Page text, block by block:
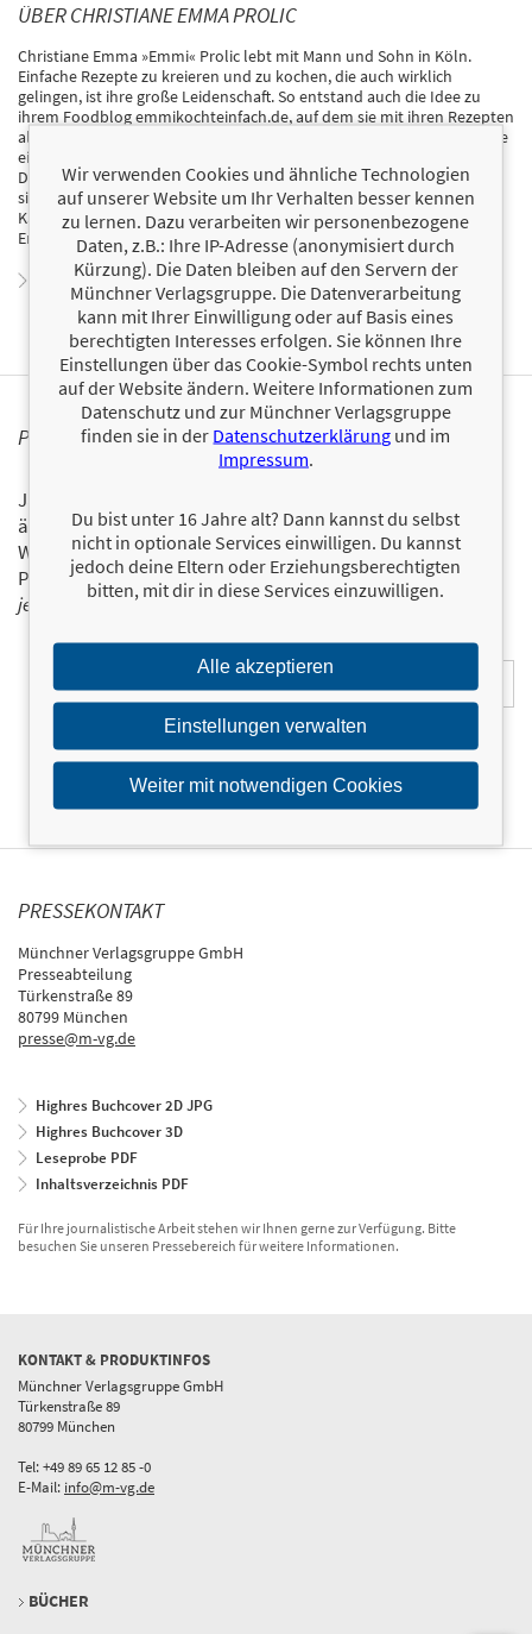
ÜBER CHRISTIANE EMMA PROLIC
Christiane Emma »Emmi« Prolic lebt mit Mann und Sohn in Köln.
Einfache Rezepte zu kreieren und zu kochen, die auch wirklich
gelingen, ist ihre große Leidenschaft. So entstand auch die Idee zu
ihrem Foodblog emmikochteinfach.de, auf dem sie mit ihren Rezepten
all jenen Inspiration und Unterstützung im Kochalltag gibt, die wie sie
einen turbulenten Alltag mit Beruf, Familie und Haushalt jonglieren.
Der Foodblog wird monatlich millionenfach abgerufen und erfreut
sich einer stetig wachsenden Community über Emmis Social-Media-
Kanäle Instagram, Pinterest, Facebook und E-Mail-Newsletter. Folge
Emmi auf Instagram: @emmikochteinfach
Zum Profil von Christiane Emma Prolic
PERSONALISIERTE PRODUKTINFORMATIONEN
Ja, ich will über interessante Neuerscheinungen und
ähnliche Produkte informiert werden.
Wir halten Sie per E-Mail auf dem aktuellen Stand über das
Programm der Münchner Verlagsgruppe.Tragen Sie sich
jetzt ein!
E-Mail-Adresse:
PRESSEKONTAKT
Münchner Verlagsgruppe GmbH
Presseabteilung
Türkenstraße 89
80799 München
presse@m-vg.de
Highres Buchcover 2D JPG
Highres Buchcover 3D
Leseprobe PDF
Inhaltsverzeichnis PDF
Für Ihre journalistische Arbeit stehen wir Ihnen gerne zur Verfügung. Bitte
besuchen Sie unseren Pressebereich für weitere Informationen.
KONTAKT & PRODUKTINFOS
Münchner Verlagsgruppe GmbH
Türkenstraße 89
80799 München
Tel: +49 89 65 12 85 -0
E-Mail: info@m-vg.de
BÜCHER
Wir verwenden Cookies und ähnliche Technologien
auf unserer Website um Ihr Verhalten besser kennen
zu lernen. Dazu verarbeiten wir personenbezogene
Daten, z.B.: Ihre IP-Adresse (anonymisiert durch
Kürzung). Die Daten bleiben auf den Servern der
Münchner Verlagsgruppe. Die Datenverarbeitung
kann mit Ihrer Einwilligung oder auf Basis eines
berechtigten Interesses erfolgen. Sie können Ihre
Einstellungen über das Cookie-Symbol rechts unten
auf der Website ändern. Weitere Informationen zum
Datenschutz und zur Münchner Verlagsgruppe
finden sie in der Datenschutzerklärung und im
Impressum.
Du bist unter 16 Jahre alt? Dann kannst du selbst
nicht in optionale Services einwilligen. Du kannst
jedoch deine Eltern oder Erziehungsberechtigten
bitten, mit dir in diese Services einzuwilligen.
Alle akzeptieren
Einstellungen verwalten
Weiter mit notwendigen Cookies